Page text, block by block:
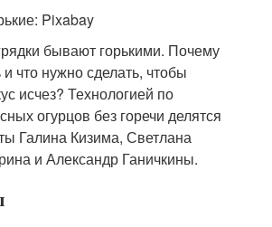
Pixabay
бывают горькими. Почему
и что нужно сделать, чтобы
исчез? Технологией по
огурцов без горечи делятся
Галина Кизима, Светлана
и Александр Ганичкины.